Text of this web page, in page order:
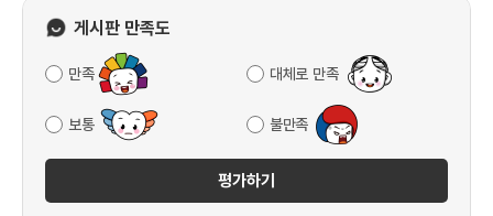
게시판 만족도
만족 대체로 만족
보통 불만족
평가하기